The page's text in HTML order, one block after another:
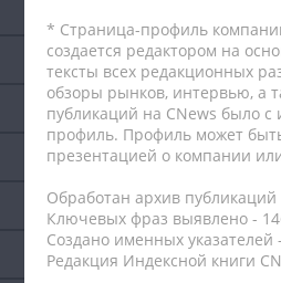
* Страница-профиль
создается редактором на
тексты всех редакционных
обзоры рынков, интервью, а
публикаций на CNews было
профиль. Профиль может
презентацией о компании
Обработан архив
Ключевых фраз выявлено -
Создано именных указателей
Редакция Индексной книги